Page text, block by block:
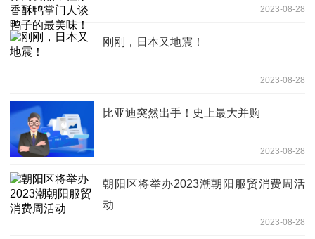
2023-08-28
刚刚，日本又地震！
2023-08-28
比亚迪突然出手！史上最大并购
2023-08-28
朝阳区将举办2023潮朝阳服贸消费周活
动
2023-08-28